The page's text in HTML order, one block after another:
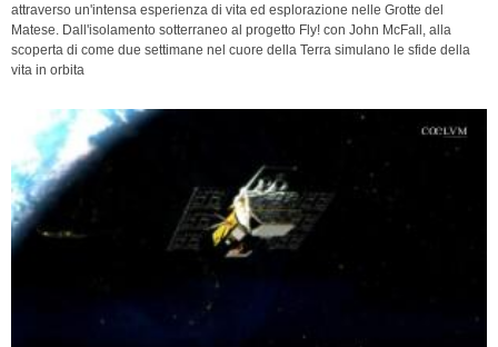
attraverso un'intensa esperienza di vita ed esplorazione nelle Grotte del
Matese. Dall'isolamento sotterraneo al progetto Fly! con John McFall, alla
scoperta di come due settimane nel cuore della Terra simulano le sfide della
vita in orbita